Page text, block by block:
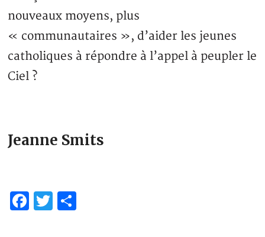
nouveaux moyens, plus
« communautaires », d’aider les jeunes
catholiques à répondre à l’appel à peupler le
Ciel ?
Jeanne Smits
Facebook
Twitter